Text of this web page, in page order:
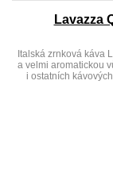
Lavazza
Italská zrnková káva
a velmi aromatickou
i ostatních